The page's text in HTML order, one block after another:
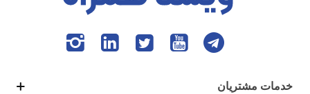
خدمات مشتریان